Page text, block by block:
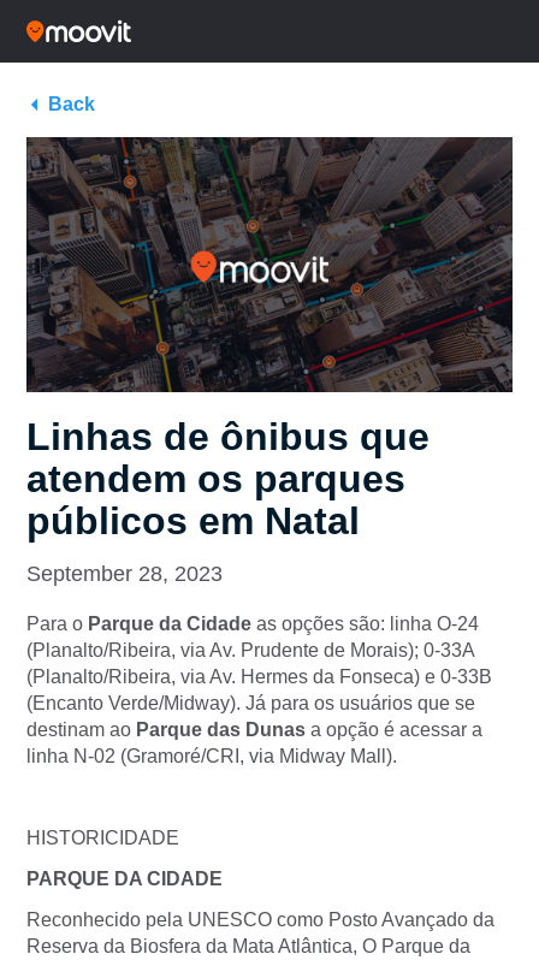
Back
Linhas de ônibus que
atendem os parques
públicos em Natal
September 28, 2023
Para o Parque da Cidade as opções são: linha O-24
(Planalto/Ribeira, via Av. Prudente de Morais); 0-33A
(Planalto/Ribeira, via Av. Hermes da Fonseca) e 0-33B
(Encanto Verde/Midway). Já para os usuários que se
destinam ao Parque das Dunas a opção é acessar a
linha N-02 (Gramoré/CRI, via Midway Mall).
HISTORICIDADE
PARQUE DA CIDADE
Reconhecido pela UNESCO como Posto Avançado da
Reserva da Biosfera da Mata Atlântica, O Parque da